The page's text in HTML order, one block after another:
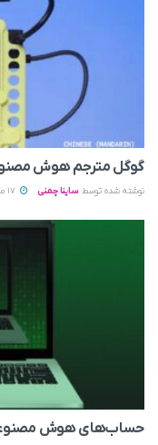
گوگل مترجم هوش
نوشته شده توسط ساینا چمنی
حساب‌های هوش